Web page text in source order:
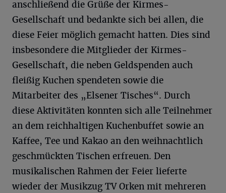
anschließend die Grüße der Kirmes-
Gesellschaft und bedankte sich bei allen, die
diese Feier möglich gemacht hatten. Dies sind
insbesondere die Mitglieder der Kirmes-
Gesellschaft, die neben Geldspenden auch
fleißig Kuchen spendeten sowie die
Mitarbeiter des „Elsener Tisches“. Durch
diese Aktivitäten konnten sich alle Teilnehmer
an dem reichhaltigen Kuchenbuffet sowie an
Kaffee, Tee und Kakao an den weihnachtlich
geschmückten Tischen erfreuen. Den
musikalischen Rahmen der Feier lieferte
wieder der Musikzug TV Orken mit mehreren